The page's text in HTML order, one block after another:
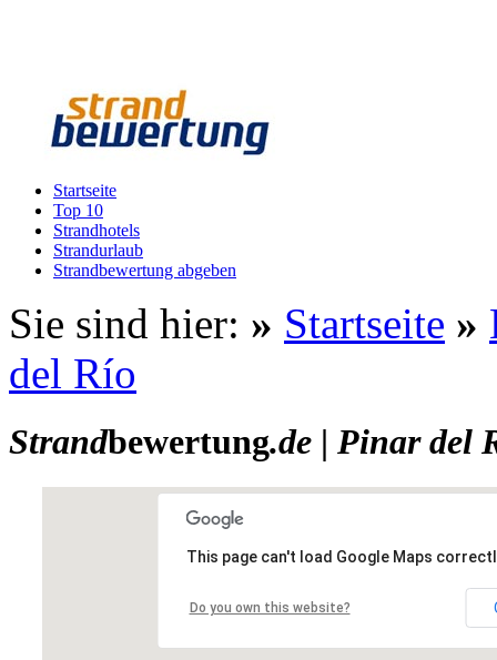
Startseite
Top 10
Strandhotels
Strandurlaub
Strandbewertung abgeben
Sie sind hier: » Startseite »
del Río
Strandbewertung.de | Pinar del
This page can't load Google Maps
Do you own this website?